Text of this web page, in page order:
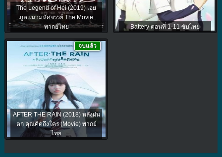
The Legend of Hei (2019) เฮย
ภูตแมวมหัศจรรย์​ The Movie
พากย์ไทย
Battery ตอนที่ 1-11 ซับไทย
AFTER THE RAIN (2018) หลังฝน
ตก คุณคิดถึงใคร (Movie) พากย์
ไทย
จบแล้ว